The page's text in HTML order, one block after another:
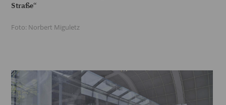
Straße“
Foto: Norbert Miguletz